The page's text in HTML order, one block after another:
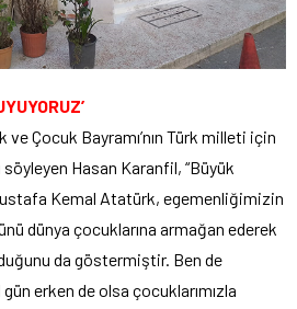
Çocuk Bayramı’nın Türk milleti için
Hasan Karanfil, “Büyük
Kemal Atatürk, egemenliğimizin
dünya çocuklarına armağan ederek
da göstermiştir. Ben de
erken de olsa çocuklarımızla